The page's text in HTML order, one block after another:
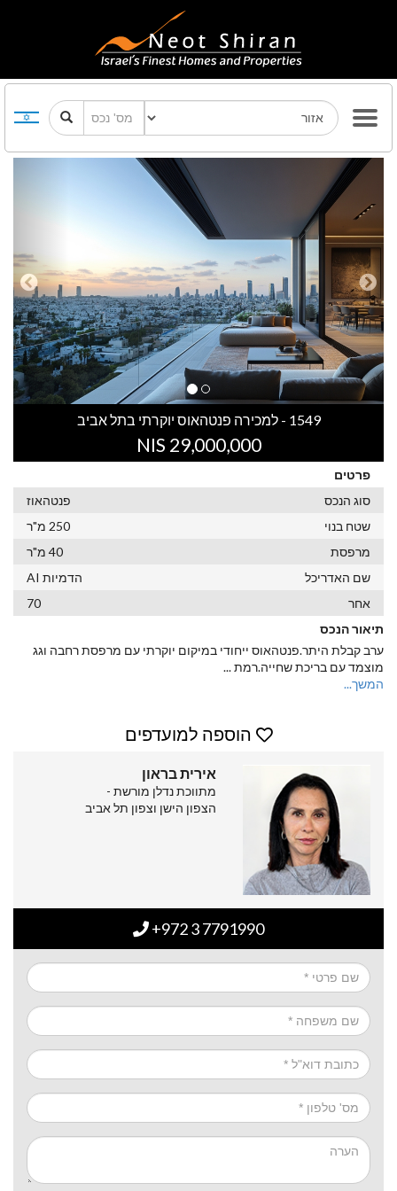
Previous Next
1549 - למכירה פנטהאוס יוקרתי בתל אביב
29,000,000 NIS
פרטים
סוג הנכס
פנטהאוז
שטח בנוי
250 מ"ר
מרפסת
40 מ"ר
שם האדריכל
הדמיות AI
אחר
70
תיאור הנכס
ערב קבלת היתר.פנטהאוס ייחודי במיקום יוקרתי עם מרפסת רחבה וגג
מוצמד עם בריכת שחייה.רמת...
המשך...
הוספה למועדפים
אירית בראון
מתווכת נדלן מורשת -
הצפון הישן וצפון תל אביב
+972 3 7791990